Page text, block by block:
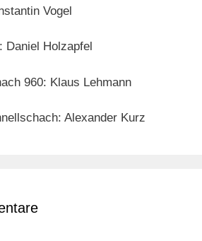
Vogel
Daniel Holzapfel
960: Klaus Lehmann
Alexander Kurz